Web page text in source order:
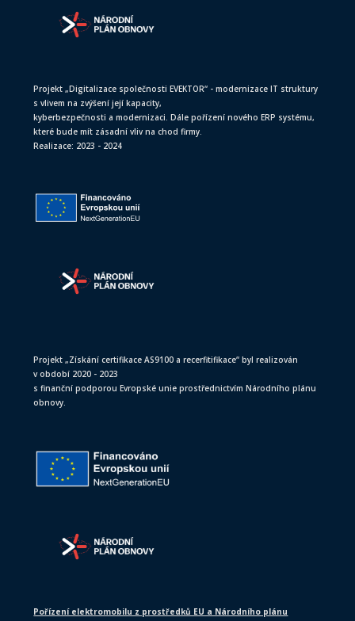
Projekt „Digitalizace společnosti EVEKTOR“ - modernizace IT struktury
s vlivem na zvýšení její kapacity,
kyberbezpečnosti a modernizaci. Dále pořízení nového ERP systému,
které bude mít zásadní vliv na chod firmy.
Realizace: 2023 - 2024
Projekt „Získání certifikace AS9100 a recerfitifikace“ byl realizován
v období 2020 - 2023
s finanční podporou Evropské unie prostřednictvím Národního plánu
obnovy.
Pořízení elektromobilu z prostředků EU a Národního plánu